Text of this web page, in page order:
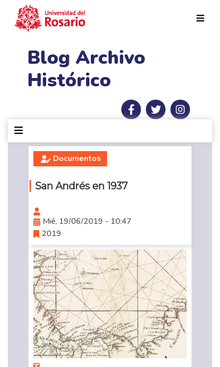
Blog Archivo
Histórico
Documentos
San Andrés en 1937
Mié, 19/06/2019 - 10:47
2019